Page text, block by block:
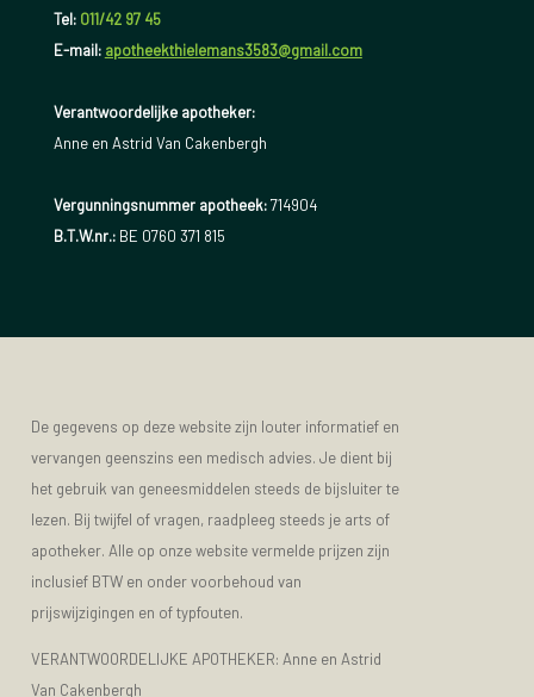
Tel: 011/42 97 45
E-mail: apotheekthielemans3583@gmail.com
Verantwoordelijke apotheker:
Anne en Astrid Van Cakenbergh
Vergunningsnummer apotheek: 714904
B.T.W.nr.:BE 0760 371 815
De gegevens op deze website zijn louter informatief en
vervangen geenszins een medisch advies. Je dient bij
het gebruik van geneesmiddelen steeds de bijsluiter te
lezen. Bij twijfel of vragen, raadpleeg steeds je arts of
apotheker. Alle op onze website vermelde prijzen zijn
inclusief BTW en onder voorbehoud van
prijswijzigingen en of typfouten.
VERANTWOORDELIJKE APOTHEKER: Anne en Astrid
Van Cakenbergh